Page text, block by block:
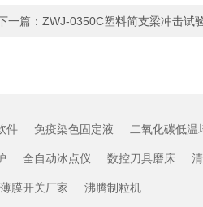
一篇： ZWJ-0350C塑料简支梁冲击试
件 免疫染色固定液 二氧化碳低温
全自动冰点仪 数控刀具磨床
薄膜开关厂家 沸腾制粒机